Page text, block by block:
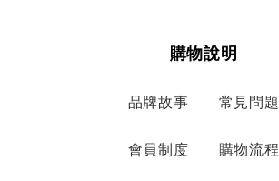
購物說明
品牌故事 常見問題
會員制度 購物流程